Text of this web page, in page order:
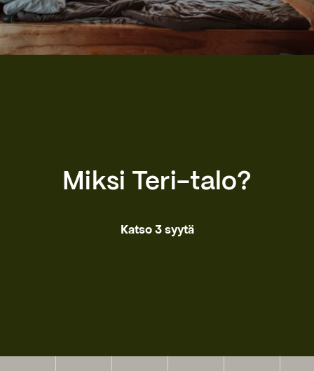
Miksi Teri-talo?
Katso 3 syytä